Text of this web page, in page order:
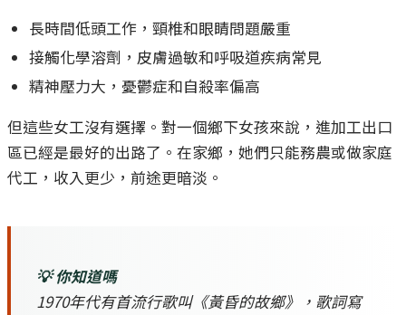
長時間低頭工作，頸椎和眼睛問題嚴重
接觸化學溶劑，皮膚過敏和呼吸道疾病常見
精神壓力大，憂鬱症和自殺率偏高
但這些女工沒有選擇。對一個鄉下女孩來說，進加工出口
區已經是最好的出路了。在家鄉，她們只能務農或做家庭
代工，收入更少，前途更暗淡。
💡 你知道嗎
1970年代有首流行歌叫《黃昏的故鄉》，歌詞寫